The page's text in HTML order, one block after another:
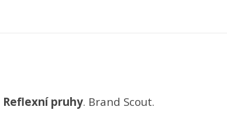
Reflexní pruhy. Brand Scout.